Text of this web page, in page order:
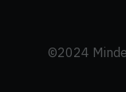
©2024